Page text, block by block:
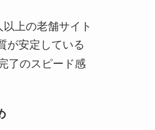
上の老舗サイト
が安定している
了のスピード感